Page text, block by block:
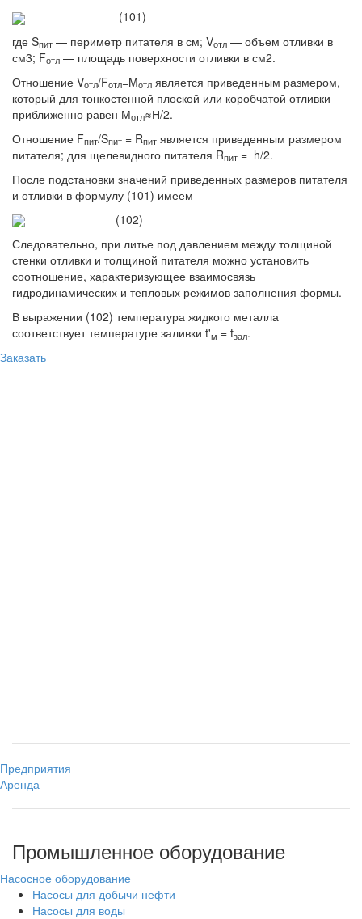
(101)
где Sпит — периметр питателя в см; Vотл — объем отливки в
см3; Fотл — площадь поверхности отливки в см2.
Отношение Vотл/Fотл=Mотл является приведенным размером,
который для тонкостенной плоской или коробчатой отливки
приближенно равен Мотл≈Н/2.
Отношение Fпит/Sпит = Rпит является приведенным размером
питателя; для щелевидного питателя Rпит = h/2.
После подстановки значений приведенных размеров питателя
и отливки в формулу (101) имеем
(102)
Следовательно, при литье под давлением между толщиной
стенки отливки и толщиной питателя можно установить
соотношение, характеризующее взаимосвязь
гидродинамических и тепловых режимов заполнения формы.
В выражении (102) температура жидкого металла
соответствует температуре заливки t'м = tзал.
Заказать
Предприятия
Аренда
Промышленное оборудование
Насосное оборудование
Насосы для добычи нефти
Насосы для воды